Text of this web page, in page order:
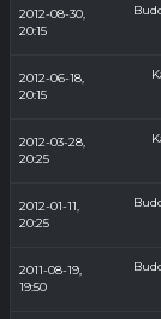
2012-08-30,
20:15
2012-06-18,
20:15
2012-03-28,
20:25
2012-01-11,
20:25
2011-08-19,
19:50